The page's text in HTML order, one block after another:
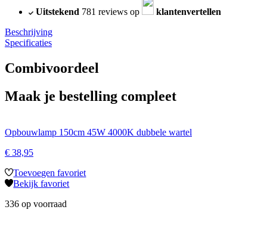
Uitstekend 781 reviews op
klantenvertellen
Beschrijving
Specificaties
Combivoordeel
Maak je bestelling compleet
Opbouwlamp 150cm 45W 4000K dubbele wartel
€ 38,95
Toevoegen favoriet
Bekijk favoriet
336 op voorraad